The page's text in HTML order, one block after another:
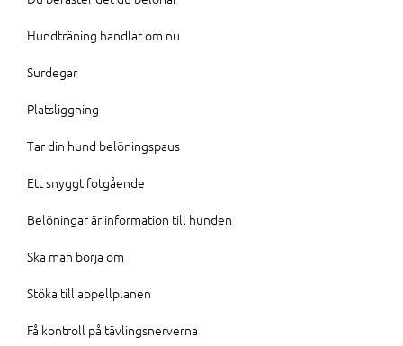
Hundträning handlar om nu
Surdegar
Platsliggning
Tar din hund belöningspaus
Ett snyggt fotgående
Belöningar är information till hunden
Ska man börja om
Stöka till appellplanen
Få kontroll på tävlingsnerverna